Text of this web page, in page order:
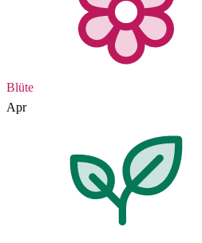
Blüte
Apr